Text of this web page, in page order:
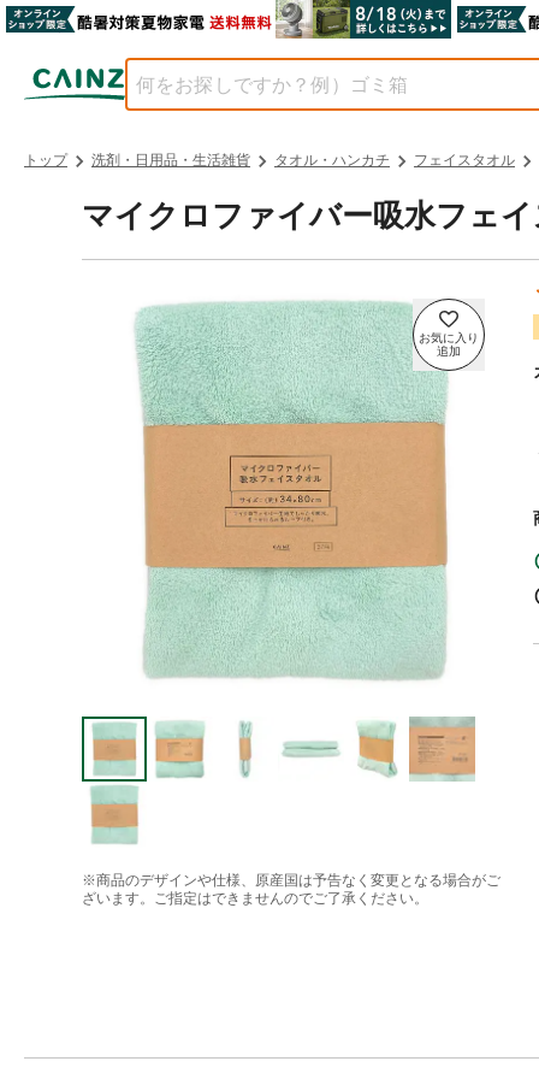
トップ 洗剤・日用品・生活雑貨 タオル・ハンカチ フェイスタオル
マイクロファイバー吸水フェ
※商品のデザインや仕様、原産国は予告なく変更となる場合がご
ざいます。ご指定はできませんのでご了承ください。